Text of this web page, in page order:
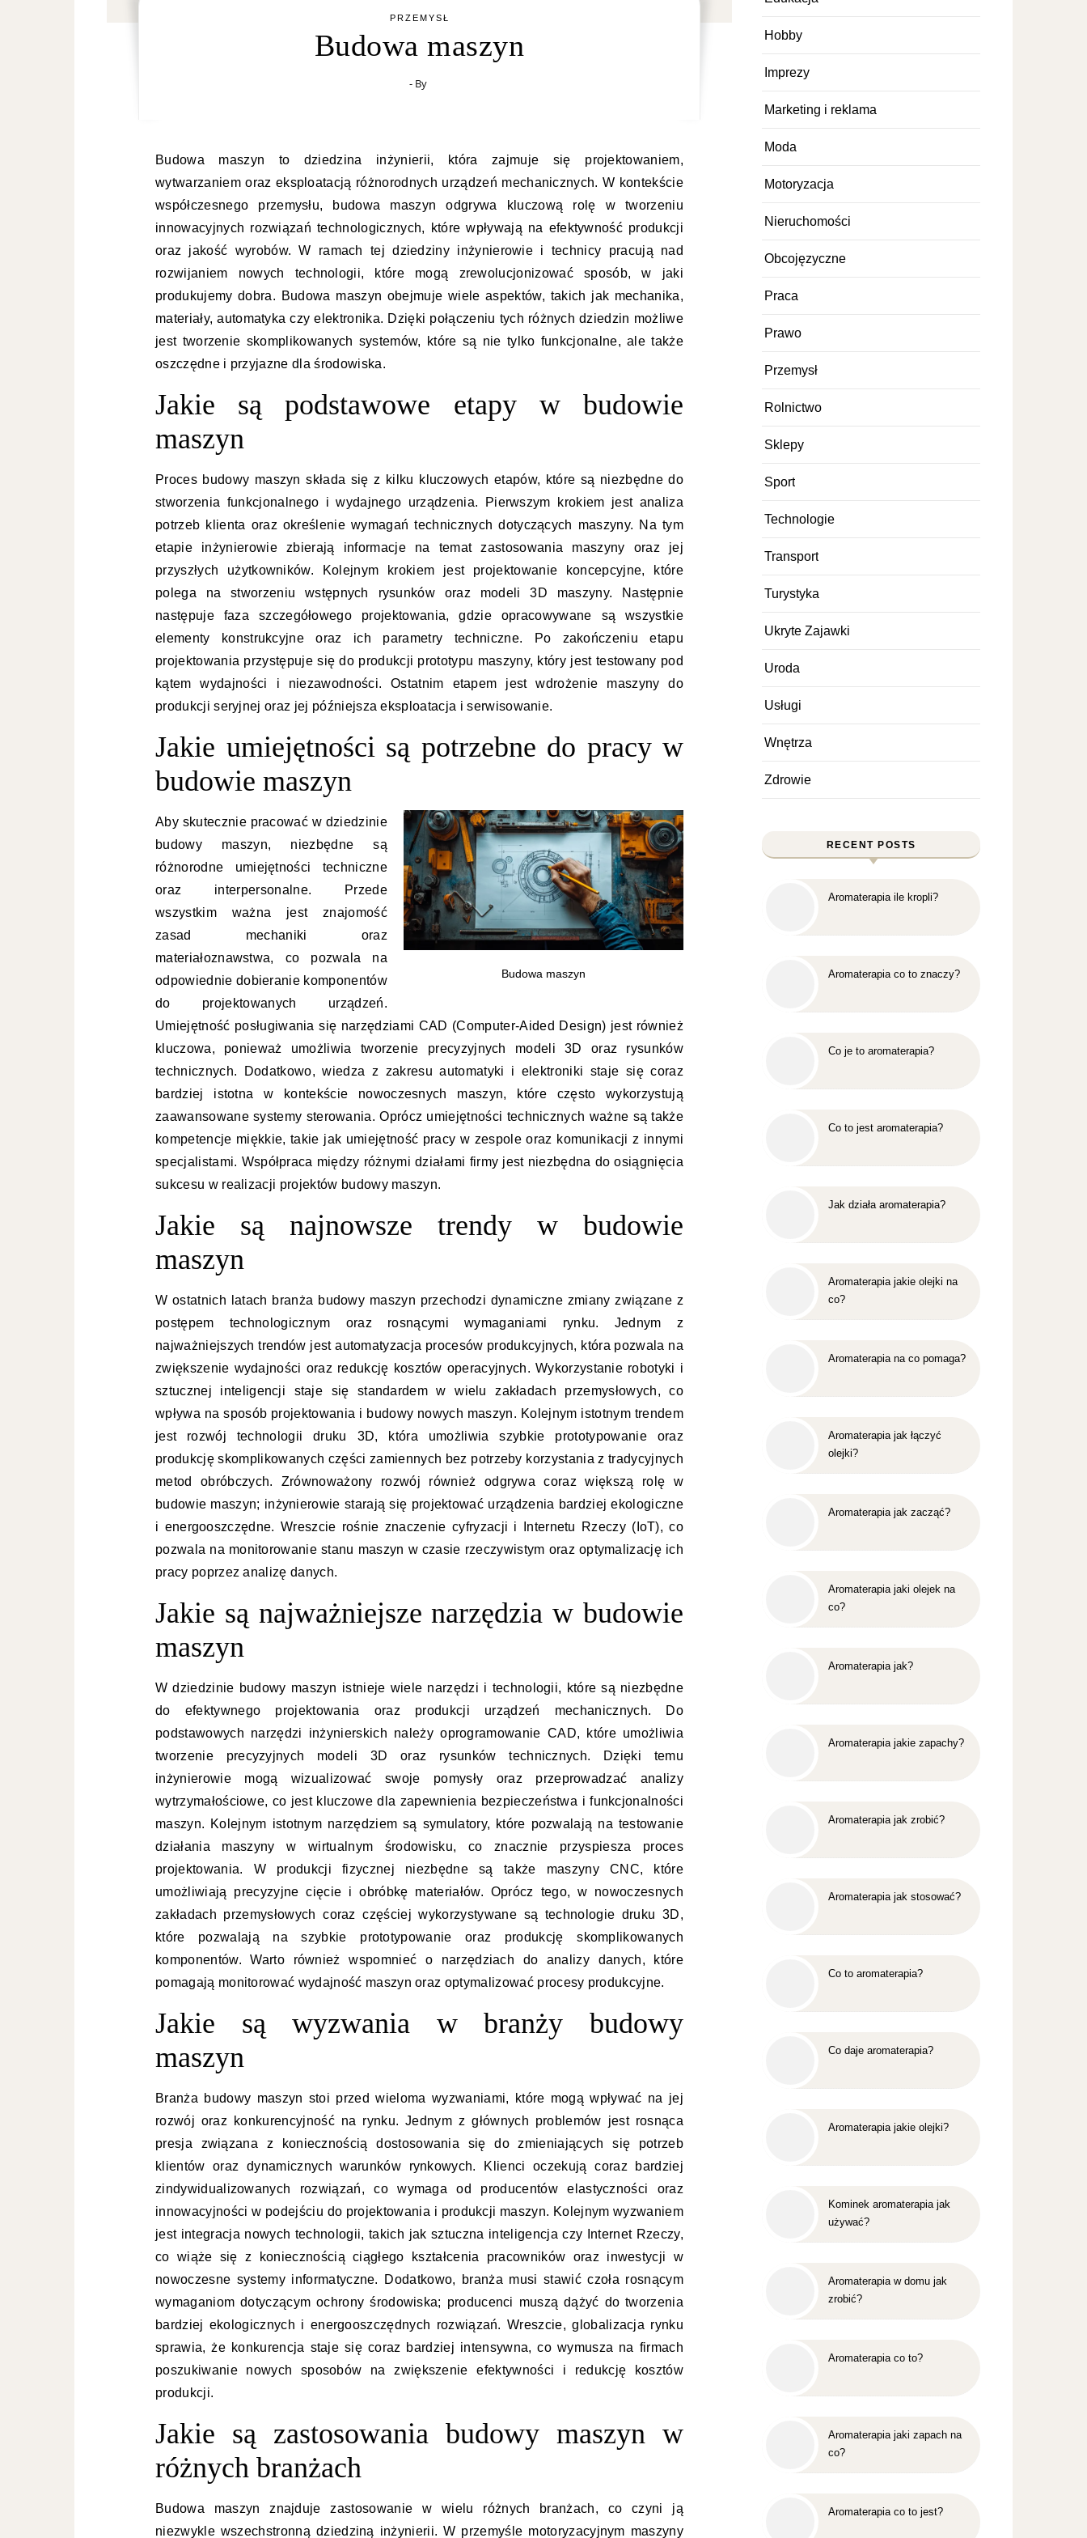
PRZEMYSŁ
Budowa maszyn
- By
Budowa maszyn to dziedzina inżynierii, która zajmuje się projektowaniem,
wytwarzaniem oraz eksploatacją różnorodnych urządzeń mechanicznych. W kontekście
współczesnego przemysłu, budowa maszyn odgrywa kluczową rolę w tworzeniu
innowacyjnych rozwiązań technologicznych, które wpływają na efektywność produkcji
oraz jakość wyrobów. W ramach tej dziedziny inżynierowie i technicy pracują nad
rozwijaniem nowych technologii, które mogą zrewolucjonizować sposób, w jaki
produkujemy dobra. Budowa maszyn obejmuje wiele aspektów, takich jak mechanika,
materiały, automatyka czy elektronika. Dzięki połączeniu tych różnych dziedzin możliwe
jest tworzenie skomplikowanych systemów, które są nie tylko funkcjonalne, ale także
oszczędne i przyjazne dla środowiska.
Jakie są podstawowe etapy w budowie
maszyn
Proces budowy maszyn składa się z kilku kluczowych etapów, które są niezbędne do
stworzenia funkcjonalnego i wydajnego urządzenia. Pierwszym krokiem jest analiza
potrzeb klienta oraz określenie wymagań technicznych dotyczących maszyny. Na tym
etapie inżynierowie zbierają informacje na temat zastosowania maszyny oraz jej
przyszłych użytkowników. Kolejnym krokiem jest projektowanie koncepcyjne, które
polega na stworzeniu wstępnych rysunków oraz modeli 3D maszyny. Następnie
następuje faza szczegółowego projektowania, gdzie opracowywane są wszystkie
elementy konstrukcyjne oraz ich parametry techniczne. Po zakończeniu etapu
projektowania przystępuje się do produkcji prototypu maszyny, który jest testowany pod
kątem wydajności i niezawodności. Ostatnim etapem jest wdrożenie maszyny do
produkcji seryjnej oraz jej późniejsza eksploatacja i serwisowanie.
Jakie umiejętności są potrzebne do pracy w
budowie maszyn
Budowa maszyn
Aby skutecznie pracować w dziedzinie
budowy maszyn, niezbędne są
różnorodne umiejętności techniczne
oraz interpersonalne. Przede
wszystkim ważna jest znajomość
zasad mechaniki oraz
materiałoznawstwa, co pozwala na
odpowiednie dobieranie komponentów
do projektowanych urządzeń.
Umiejętność posługiwania się narzędziami CAD (Computer-Aided Design) jest również
kluczowa, ponieważ umożliwia tworzenie precyzyjnych modeli 3D oraz rysunków
technicznych. Dodatkowo, wiedza z zakresu automatyki i elektroniki staje się coraz
bardziej istotna w kontekście nowoczesnych maszyn, które często wykorzystują
zaawansowane systemy sterowania. Oprócz umiejętności technicznych ważne są także
kompetencje miękkie, takie jak umiejętność pracy w zespole oraz komunikacji z innymi
specjalistami. Współpraca między różnymi działami firmy jest niezbędna do osiągnięcia
sukcesu w realizacji projektów budowy maszyn.
Jakie są najnowsze trendy w budowie
maszyn
W ostatnich latach branża budowy maszyn przechodzi dynamiczne zmiany związane z
postępem technologicznym oraz rosnącymi wymaganiami rynku. Jednym z
najważniejszych trendów jest automatyzacja procesów produkcyjnych, która pozwala na
zwiększenie wydajności oraz redukcję kosztów operacyjnych. Wykorzystanie robotyki i
sztucznej inteligencji staje się standardem w wielu zakładach przemysłowych, co
wpływa na sposób projektowania i budowy nowych maszyn. Kolejnym istotnym trendem
jest rozwój technologii druku 3D, która umożliwia szybkie prototypowanie oraz
produkcję skomplikowanych części zamiennych bez potrzeby korzystania z tradycyjnych
metod obróbczych. Zrównoważony rozwój również odgrywa coraz większą rolę w
budowie maszyn; inżynierowie starają się projektować urządzenia bardziej ekologiczne
i energooszczędne. Wreszcie rośnie znaczenie cyfryzacji i Internetu Rzeczy (IoT), co
pozwala na monitorowanie stanu maszyn w czasie rzeczywistym oraz optymalizację ich
pracy poprzez analizę danych.
Jakie są najważniejsze narzędzia w budowie
maszyn
W dziedzinie budowy maszyn istnieje wiele narzędzi i technologii, które są niezbędne
do efektywnego projektowania oraz produkcji urządzeń mechanicznych. Do
podstawowych narzędzi inżynierskich należy oprogramowanie CAD, które umożliwia
tworzenie precyzyjnych modeli 3D oraz rysunków technicznych. Dzięki temu
inżynierowie mogą wizualizować swoje pomysły oraz przeprowadzać analizy
wytrzymałościowe, co jest kluczowe dla zapewnienia bezpieczeństwa i funkcjonalności
maszyn. Kolejnym istotnym narzędziem są symulatory, które pozwalają na testowanie
działania maszyny w wirtualnym środowisku, co znacznie przyspiesza proces
projektowania. W produkcji fizycznej niezbędne są także maszyny CNC, które
umożliwiają precyzyjne cięcie i obróbkę materiałów. Oprócz tego, w nowoczesnych
zakładach przemysłowych coraz częściej wykorzystywane są technologie druku 3D,
które pozwalają na szybkie prototypowanie oraz produkcję skomplikowanych
komponentów. Warto również wspomnieć o narzędziach do analizy danych, które
pomagają monitorować wydajność maszyn oraz optymalizować procesy produkcyjne.
Jakie są wyzwania w branży budowy
maszyn
Branża budowy maszyn stoi przed wieloma wyzwaniami, które mogą wpływać na jej
rozwój oraz konkurencyjność na rynku. Jednym z głównych problemów jest rosnąca
presja związana z koniecznością dostosowania się do zmieniających się potrzeb
klientów oraz dynamicznych warunków rynkowych. Klienci oczekują coraz bardziej
zindywidualizowanych rozwiązań, co wymaga od producentów elastyczności oraz
innowacyjności w podejściu do projektowania i produkcji maszyn. Kolejnym wyzwaniem
jest integracja nowych technologii, takich jak sztuczna inteligencja czy Internet Rzeczy,
co wiąże się z koniecznością ciągłego kształcenia pracowników oraz inwestycji w
nowoczesne systemy informatyczne. Dodatkowo, branża musi stawić czoła rosnącym
wymaganiom dotyczącym ochrony środowiska; producenci muszą dążyć do tworzenia
bardziej ekologicznych i energooszczędnych rozwiązań. Wreszcie, globalizacja rynku
sprawia, że konkurencja staje się coraz bardziej intensywna, co wymusza na firmach
poszukiwanie nowych sposobów na zwiększenie efektywności i redukcję kosztów
produkcji.
Jakie są zastosowania budowy maszyn w
różnych branżach
Budowa maszyn znajduje zastosowanie w wielu różnych branżach, co czyni ją
niezwykle wszechstronną dziedziną inżynierii. W przemyśle motoryzacyjnym maszyny
Hobby
Imprezy
Marketing i reklama
Moda
Motoryzacja
Nieruchomości
Obcojęzyczne
Praca
Prawo
Przemysł
Rolnictwo
Sklepy
Sport
Technologie
Transport
Turystyka
Ukryte Zajawki
Uroda
Usługi
Wnętrza
Zdrowie
RECENT POSTS
Aromaterapia ile kropli?
Aromaterapia co to znaczy?
Co je to aromaterapia?
Co to jest aromaterapia?
Jak działa aromaterapia?
Aromaterapia jakie olejki na
co?
Aromaterapia na co pomaga?
Aromaterapia jak łączyć
olejki?
Aromaterapia jak zacząć?
Aromaterapia jaki olejek na
co?
Aromaterapia jak?
Aromaterapia jakie zapachy?
Aromaterapia jak zrobić?
Aromaterapia jak stosować?
Co to aromaterapia?
Co daje aromaterapia?
Aromaterapia jakie olejki?
Kominek aromaterapia jak
używać?
Aromaterapia w domu jak
zrobić?
Aromaterapia co to?
Aromaterapia jaki zapach na
co?
Aromaterapia co to jest?